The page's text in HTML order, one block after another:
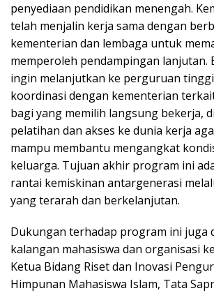
penyediaan pendidikan menengah.
telah menjalin kerja sama dengan
kementerian dan lembaga untuk
memperoleh pendampingan lanjutan.
ingin melanjutkan ke perguruan
koordinasi dengan kementerian
bagi yang memilih langsung bekerja,
pelatihan dan akses ke dunia kerja
mampu membantu mengangkat
keluarga. Tujuan akhir program ini
rantai kemiskinan antargenerasi
yang terarah dan berkelanjutan.
Dukungan terhadap program ini juga
kalangan mahasiswa dan organisasi
Ketua Bidang Riset dan Inovasi
Himpunan Mahasiswa Islam, Tata